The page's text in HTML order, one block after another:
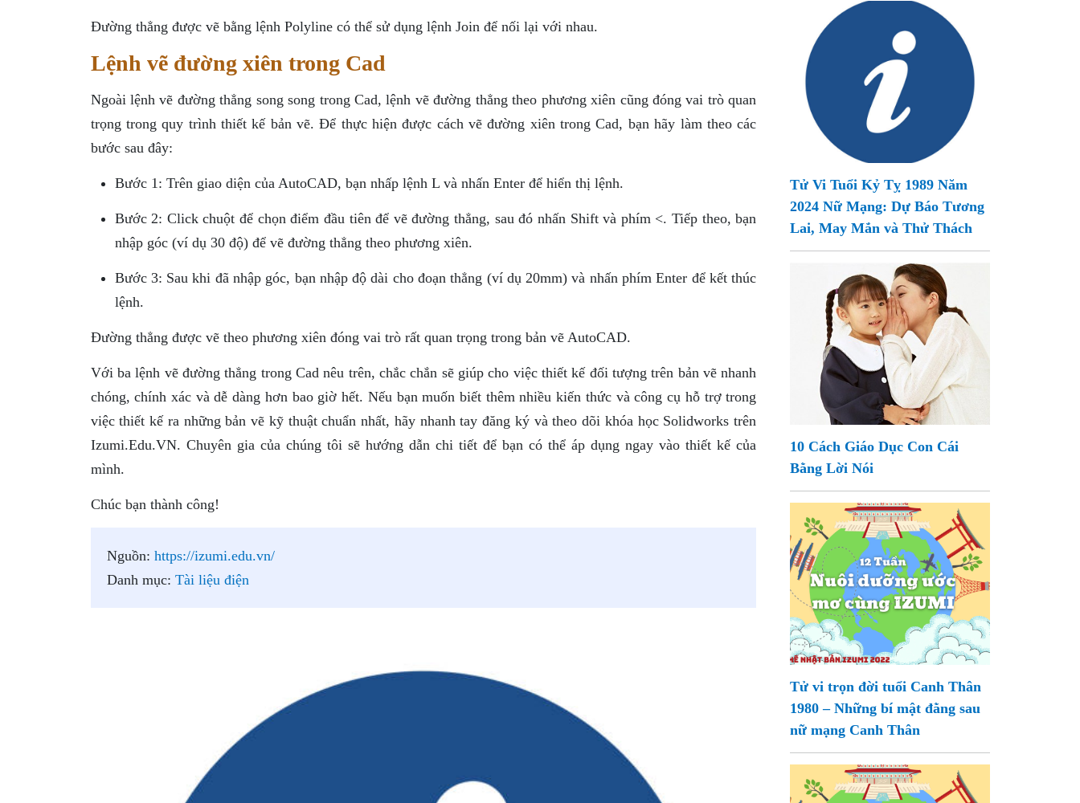
Đường thẳng được vẽ bằng lệnh Polyline có thể sử dụng lệnh Join để nối lại với nhau.
Lệnh vẽ đường xiên trong Cad
Ngoài lệnh vẽ đường thẳng song song trong Cad, lệnh vẽ đường thẳng theo phương xiên cũng đóng vai trò quan
trọng trong quy trình thiết kế bản vẽ. Để thực hiện được cách vẽ đường xiên trong Cad, bạn hãy làm theo các
bước sau đây:
Bước 1: Trên giao diện của AutoCAD, bạn nhấp lệnh L và nhấn Enter để hiển thị lệnh.
Bước 2: Click chuột để chọn điểm đầu tiên để vẽ đường thẳng, sau đó nhấn Shift và phím <. Tiếp theo, bạn
nhập góc (ví dụ 30 độ) để vẽ đường thẳng theo phương xiên.
Bước 3: Sau khi đã nhập góc, bạn nhập độ dài cho đoạn thẳng (ví dụ 20mm) và nhấn phím Enter để kết thúc
lệnh.
Đường thẳng được vẽ theo phương xiên đóng vai trò rất quan trọng trong bản vẽ AutoCAD.
Với ba lệnh vẽ đường thẳng trong Cad nêu trên, chắc chắn sẽ giúp cho việc thiết kế đối tượng trên bản vẽ nhanh
chóng, chính xác và dễ dàng hơn bao giờ hết. Nếu bạn muốn biết thêm nhiều kiến thức và công cụ hỗ trợ trong
việc thiết kế ra những bản vẽ kỹ thuật chuẩn nhất, hãy nhanh tay đăng ký và theo dõi khóa học Solidworks trên
Izumi.Edu.VN. Chuyên gia của chúng tôi sẽ hướng dẫn chi tiết để bạn có thể áp dụng ngay vào thiết kế của
mình.
Chúc bạn thành công!
Nguồn: https://izumi.edu.vn/
Danh mục: Tài liệu điện
Tử Vi Tuổi Kỷ Tỵ 1989 Năm
2024 Nữ Mạng: Dự Báo Tương
Lai, May Mắn và Thử Thách
10 Cách Giáo Dục Con Cái
Bằng Lời Nói
Tử vi trọn đời tuổi Canh Thân
1980 – Những bí mật đằng sau
nữ mạng Canh Thân